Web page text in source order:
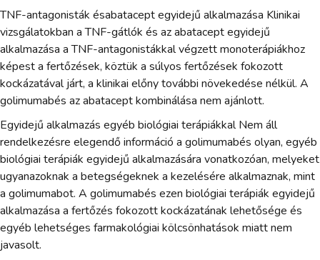
TNF-antagonisták ésabatacept egyidejű alkalmazása Klinikai
vizsgálatokban a TNF-gátlók és az abatacept egyidejű
alkalmazása a TNF-antagonistákkal végzett monoterápiákhoz
képest a fertőzések, köztük a súlyos fertőzések fokozott
kockázatával járt, a klinikai előny további növekedése nélkül. A
golimumabés az abatacept kombinálása nem ajánlott.
Egyidejű alkalmazás egyéb biológiai terápiákkal Nem áll
rendelkezésre elegendő információ a golimumabés olyan, egyéb
biológiai terápiák egyidejű alkalmazására vonatkozóan, melyeket
ugyanazoknak a betegségeknek a kezelésére alkalmaznak, mint
a golimumabot. A golimumabés ezen biológiai terápiák egyidejű
alkalmazása a fertőzés fokozott kockázatának lehetősége és
egyéb lehetséges farmakológiai kölcsönhatások miatt nem
javasolt.